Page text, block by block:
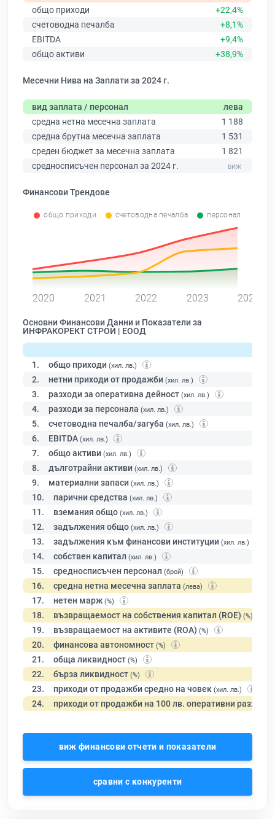
общо приходи
+22,4%
счетоводна печалба
+8,1%
EBITDA
+9,4%
общо активи
+38,9%
Месечни Нива на Заплати за 2024 г.
вид заплата / персонал
лева
средна нетна месечна заплата
1 188
средна брутна месечна заплата
1 531
среден бюджет за месечна заплата
1 821
средносписъчен персонал за 2024 г.
Финансови Трендове
общо приходи счетоводна печалба персонал
2020 2021 2022 2023 2024
Основни Финансови Данни и Показатели за
ИНФРАКОРЕКТ СТРОЙ | ЕООД
1. общо приходи (хил. лв.)
2. нетни приходи от продажби (хил. лв.)
3. разходи за оперативна дейност (хил. лв.)
4. разходи за персонала (хил. лв.)
5. счетоводна печалба/загуба (хил. лв.)
6. EBITDA (хил. лв.)
7. общо активи (хил. лв.)
8. дълготрайни активи (хил. лв.)
9. материални запаси (хил. лв.)
10. парични средства (хил. лв.)
11. вземания общо (хил. лв.)
12. задължения общо (хил. лв.)
13. задължения към финансови институции (хил. лв.)
14. собствен капитал (хил. лв.)
15. средносписъчен персонал (брой)
16. средна нетна месечна заплата (лева)
17. нетен марж (%)
18. възвращаемост на собствения капитал (ROE) (%)
19. възвращаемост на активите (ROA) (%)
20. финансова автономност (%)
21. обща ликвидност (%)
22. бърза ликвидност (%)
23. приходи от продажби средно на човек (хил. лв.)
24. приходи от продажби на 100 лв. оперативни разходи
виж финансови отчети и показатели
сравни с конкуренти